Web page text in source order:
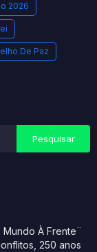
2026
De Paz
À Frente¨
250 anos